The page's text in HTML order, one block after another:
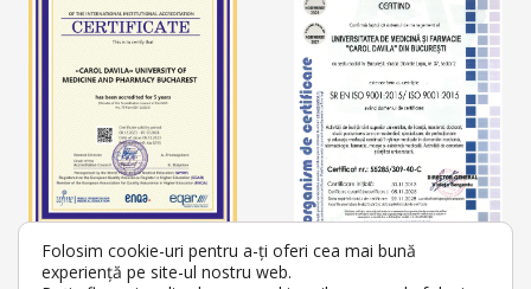
Folosim cookie-uri pentru a-ți oferi cea mai bună
experiență pe site-ul nostru web.